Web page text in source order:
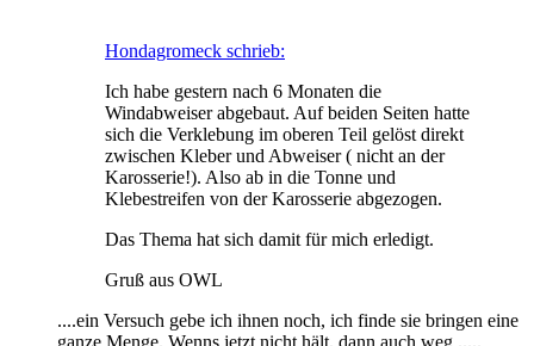
Hondagromeck schrieb:
Ich habe gestern nach 6 Monaten die
Windabweiser abgebaut. Auf beiden Seiten hatte
sich die Verklebung im oberen Teil gelöst direkt
zwischen Kleber und Abweiser ( nicht an der
Karosserie!). Also ab in die Tonne und
Klebestreifen von der Karosserie abgezogen.
Das Thema hat sich damit für mich erledigt.
Gruß aus OWL
....ein Versuch gebe ich ihnen noch, ich finde sie bringen eine
ganze Menge. Wenns jetzt nicht hält, dann auch weg .....